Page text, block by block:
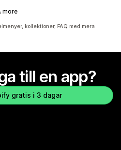
more
kollektioner, FAQ med mera
till en app?
gratis i 3 dagar